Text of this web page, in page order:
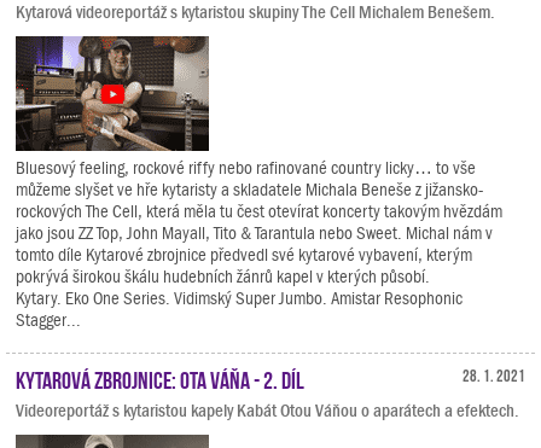
Kytarová videoreportáž s kytaristou skupiny The Cell Michalem Benešem.
Bluesový feeling, rockové riffy nebo rafinované country licky… to vše
můžeme slyšet ve hře kytaristy a skladatele Michala Beneše z jižansko-
rockových The Cell, která měla tu čest otevírat koncerty takovým hvězdám
jako jsou ZZ Top, John Mayall, Tito & Tarantula nebo Sweet. Michal nám v
tomto díle Kytarové zbrojnice předvedl své kytarové vybavení, kterým
pokrývá širokou škálu hudebních žánrů kapel v kterých působí.
Kytary. Eko One Series. Vidimský Super Jumbo. Amistar Resophonic
Stagger...
28. 1. 2021
Kytarová zbrojnice: Ota Váňa - 2. díl
Videoreportáž s kytaristou kapely Kabát Otou Váňou o aparátech a efektech.